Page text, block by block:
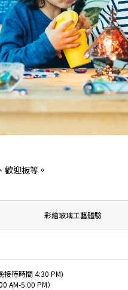
迎板等。
彩繪玻璃工藝體驗
接待時間 4:30 PM)
AM-5:00 PM）